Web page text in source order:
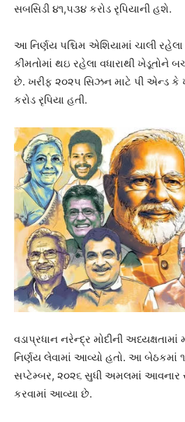
સબસિડી ૪૧,૫૩૪ કરોડ રૃપિયાની હશે.
આ નિર્ણય પશ્ચિમ એશિયામાં ચાલી રહેલા
કીંમતોમાં થઇ રહેલા વધારાથી ખેડૂતોને
છે. ખરીફ ૨૦૨૫ સિઝન માટે પી એન્ડ કે
કરોડ રૃપિયા હતી.
વડાપ્રધાન નરેન્દ્ર મોદીની
નિર્ણય લેવામાં આવ્યો હતો. આ બેઠકમાં
સપ્ટેમ્બર, ૨૦૨૬ સુધી અમલમાં આવનાર
કરવામાં આવ્યા છે.